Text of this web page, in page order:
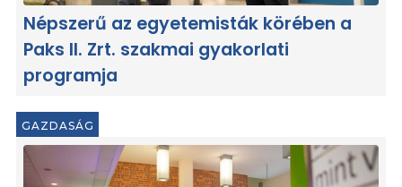
Népszerű az egyetemisták körében a
Paks II. Zrt. szakmai gyakorlati
programja
GAZDASÁG